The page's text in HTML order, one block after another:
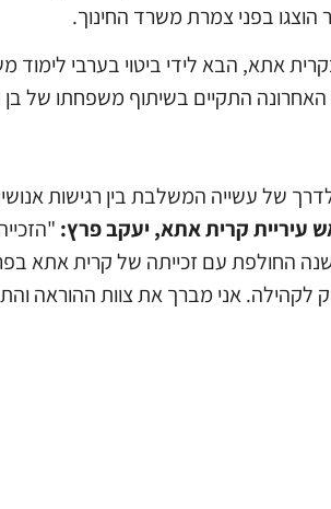
בפני צמרת משרד החינוך.
אתא, הבא לידי ביטוי בערבי
התקיים בשיתוף משפחתו של
של עשייה המשלבת בין רגישות
עיריית קרית אתא, יעקב פרץ:
החולפת עם זכייתה של קרית אתא
לקהילה. אני מברך את צוות